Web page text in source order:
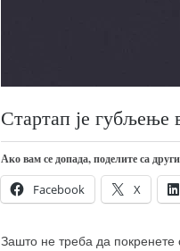
Стартап је губљење
Ако вам се допада, поделите са
Facebook X
Зашто не треба да покренете